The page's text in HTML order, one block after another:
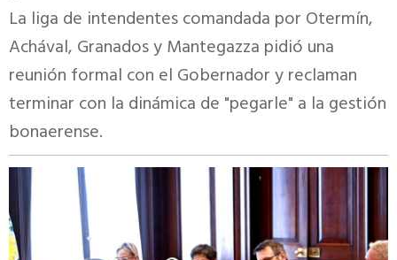
La liga de intendentes comandada por Otermín,
Achával, Granados y Mantegazza pidió una
reunión formal con el Gobernador y reclaman
terminar con la dinámica de "pegarle" a la gestión
bonaerense.